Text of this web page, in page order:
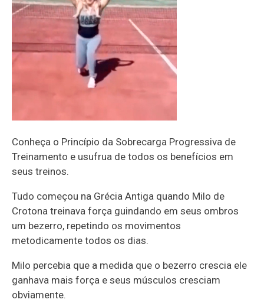
Conheça o Princípio da Sobrecarga Progressiva de
Treinamento e usufrua de todos os benefícios em
seus treinos.
Tudo começou na Grécia Antiga quando Milo de
Crotona treinava força guindando em seus ombros
um bezerro, repetindo os movimentos
metodicamente todos os dias.
Milo percebia que a medida que o bezerro crescia ele
ganhava mais força e seus músculos cresciam
obviamente.